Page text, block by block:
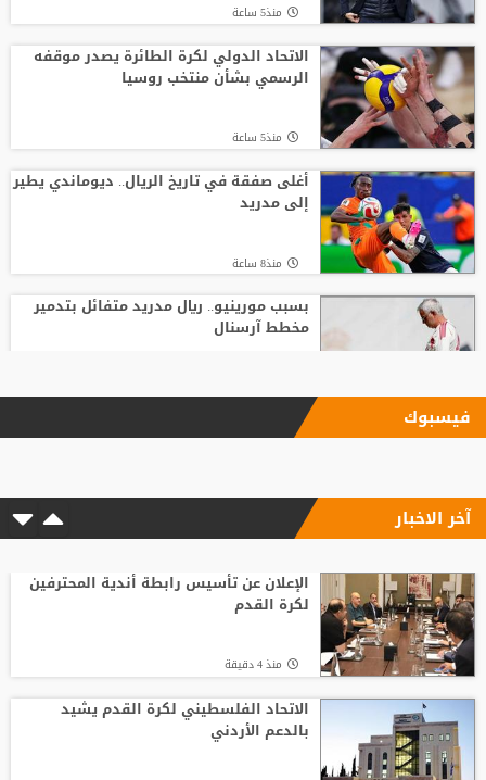
منذ5 ساعة
الاتحاد الدولي لكرة الطائرة يصدر موقفه
الرسمي بشأن منتخب روسيا
منذ5 ساعة
أغلى صفقة في تاريخ الريال.. ديوماندي يطير
إلى مدريد
منذ8 ساعة
بسبب مورينيو.. ريال مدريد متفائل بتدمير
مخطط آرسنال
بعد رفض السعودية.. نادٍ فرنسي يتوصل
رودري يحسم قراره ويختار وجهته المقبلة
تصريح رسمي يعقد مهمة برشلونة في
صفقة المستقبل
فيسبوك
آخر الاخبار
الإعلان عن تأسيس رابطة أندية المحترفين
لكرة القدم
منذ 4 دقيقة
الاتحاد الفلسطيني لكرة القدم يشيد
بالدعم الأردني